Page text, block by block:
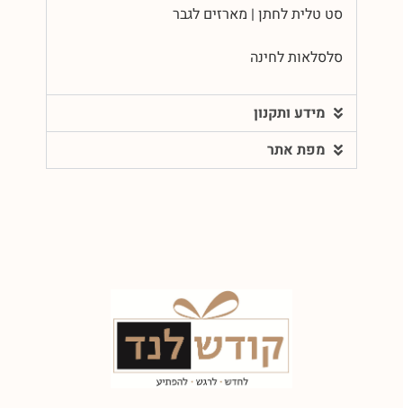
סט טלית לחתן | מארזים לגבר
סלסלאות לחינה
מידע ותקנון
מפת אתר